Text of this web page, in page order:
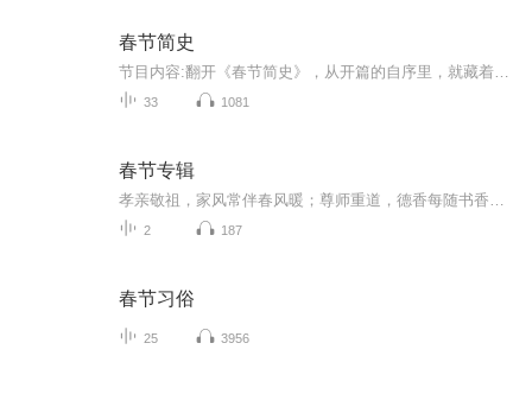
春节简史
33 1081
春节专辑
2 187
春节习俗
25 3956